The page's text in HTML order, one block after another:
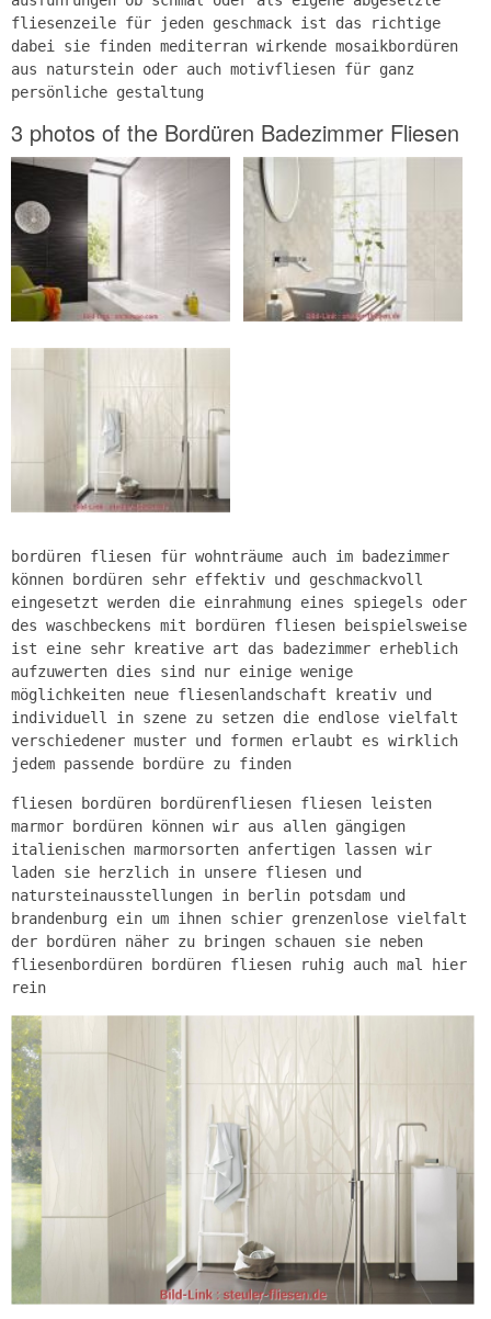
fliesenzeile für jeden geschmack ist das richtige
dabei sie finden mediterran wirkende mosaikbordüren
aus naturstein oder auch motivfliesen für ganz
persönliche gestaltung
3 photos of the Bordüren Badezimmer Fliesen
bordüren fliesen für wohnträume auch im badezimmer
können bordüren sehr effektiv und geschmackvoll
eingesetzt werden die einrahmung eines spiegels oder
des waschbeckens mit bordüren fliesen beispielsweise
ist eine sehr kreative art das badezimmer erheblich
aufzuwerten dies sind nur einige wenige
möglichkeiten neue fliesenlandschaft kreativ und
individuell in szene zu setzen die endlose vielfalt
verschiedener muster und formen erlaubt es wirklich
jedem passende bordüre zu finden
fliesen bordüren bordürenfliesen fliesen leisten
marmor bordüren können wir aus allen gängigen
italienischen marmorsorten anfertigen lassen wir
laden sie herzlich in unsere fliesen und
natursteinausstellungen in berlin potsdam und
brandenburg ein um ihnen schier grenzenlose vielfalt
der bordüren näher zu bringen schauen sie neben
fliesenbordüren bordüren fliesen ruhig auch mal hier
rein